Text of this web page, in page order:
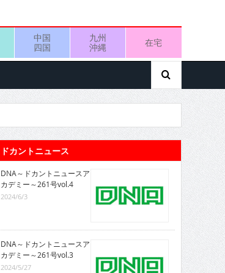
中国
四国
九州
沖縄
在宅
ドカントニュース
DNA～ドカントニュースア
カデミー～261号vol.4
2024/6/3
DNA～ドカントニュースア
カデミー～261号vol.3
2024/5/27